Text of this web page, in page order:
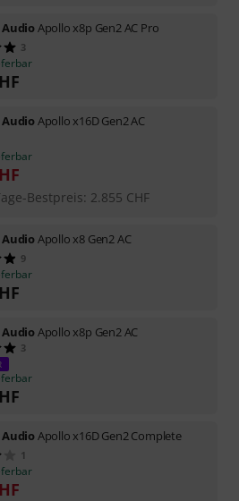
Apollo x8p Gen2 AC Pro
3
Apollo x16D Gen2 AC
Bestpreis: 2.855 CHF
Apollo x8 Gen2 AC
9
Apollo x8p Gen2 AC
3
Apollo x16D Gen2 Complete
1